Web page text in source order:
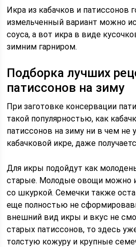
Икра из кабачков и патиссонов
измельченный вариант можно
соуса, а вот икра в виде
зимним гарниром.
Подборка лучших
патиссонов на зиму
При заготовке консервации
такой популярностью, как
патиссонов на зиму ни в чем не
кабачковой икре, даже
Для икры подойдут как
старые. Молодые овощи можно
со шкуркой. Семечки также
еще полностью не
внешний вид икры и вкус не
старых патиссонов, то здесь
толстую кожуру и крупные